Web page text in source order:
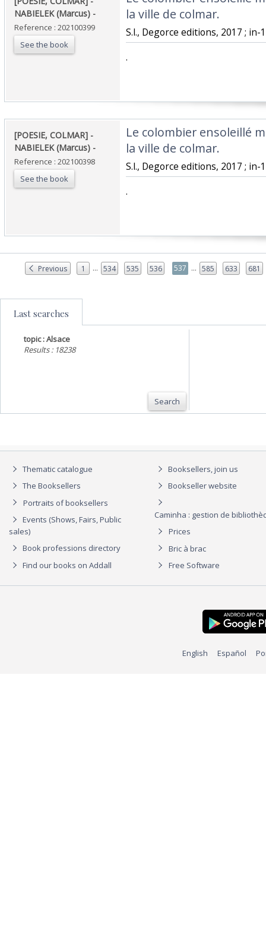
NABIELEK (Marcus) - ‎
Reference : 202100399
See the book
la ville de colmar. ‎
‎S.l., Degorce editions, 2017 ; in-
‎.‎
‎[POESIE, COLMAR] -
NABIELEK (Marcus) - ‎
Reference : 202100398
See the book
‎Le colombier ensoleillé
la ville de colmar. ‎
‎S.l., Degorce editions, 2017 ; in-
‎.‎
Previous 1 ... 534 535 536 537 ... 585 633 681
Last searches
topic : Alsace
Results : 18238
Search
Thematic catalogue
The Booksellers
Portraits of booksellers
Events (Shows, Fairs, Public
sales)
Book professions directory
Find our books on Addall
Booksellers, join us
Bookseller website
Caminha : gestion de
Prices
Bric à brac
Free Software
English Español